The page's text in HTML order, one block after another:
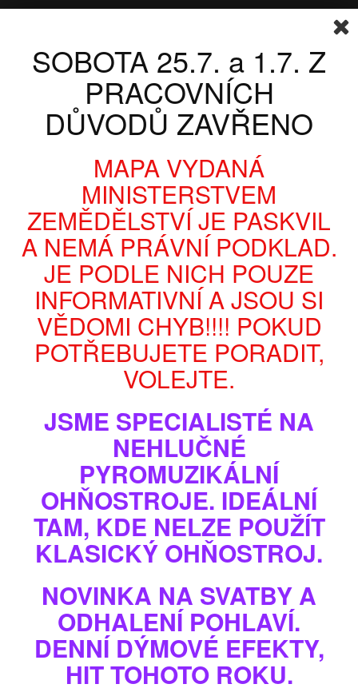
Váš účet
KATEGORIE
PYROTECHNIKA DÝMOVNICE,OHNĚ
DÝMOVNICE -
JUMBO SMOKE - ORANŽOVÁ - 1ks - trhací pojistka
Zobrazit větší
DÝMOVNICE - JUMBO SMOKE - ORANŽOVÁ
- 1ks - trhací pojistka
Model EP-8028CS-E-1
SOBOTA 25.7. a 1.7. Z
PRACOVNÍCH
DŮVODŮ ZAVŘENO
MAPA VYDANÁ
MINISTERSTVEM
ZEMĚDĚLSTVÍ JE PASKVIL
A NEMÁ PRÁVNÍ PODKLAD.
JE PODLE NICH POUZE
INFORMATIVNÍ A JSOU SI
VĚDOMI CHYB!!!! POKUD
POTŘEBUJETE PORADIT,
VOLEJTE.
JSME SPECIALISTÉ NA
NEHLUČNÉ
PYROMUZIKÁLNÍ
OHŇOSTROJE. IDEÁLNÍ
TAM, KDE NELZE POUŽÍT
KLASICKÝ OHŇOSTROJ.
NOVINKA NA SVATBY A
ODHALENÍ POHLAVÍ.
DENNÍ DÝMOVÉ EFEKTY,
HIT TOHOTO ROKU.